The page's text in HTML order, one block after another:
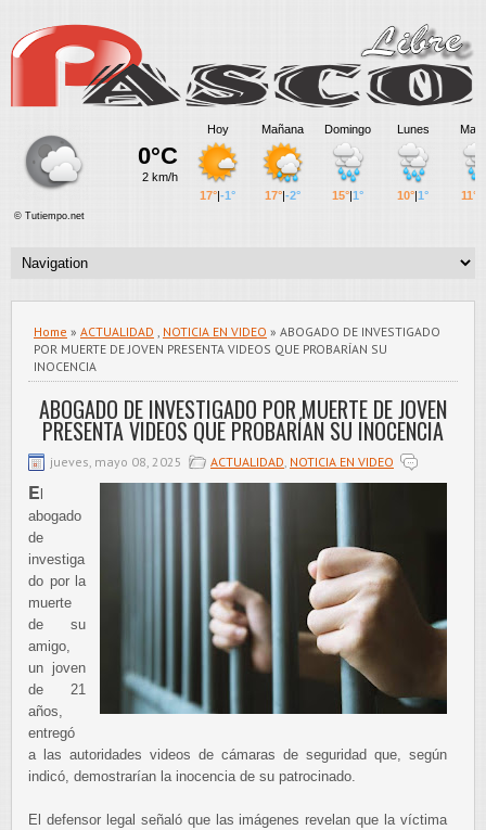
Home » ACTUALIDAD , NOTICIA EN VIDEO » ABOGADO DE INVESTIGADO
POR MUERTE DE JOVEN PRESENTA VIDEOS QUE PROBARÍAN SU
INOCENCIA
ABOGADO DE INVESTIGADO POR MUERTE DE JOVEN
PRESENTA VIDEOS QUE PROBARÍAN SU INOCENCIA
jueves, mayo 08, 2025 ACTUALIDAD, NOTICIA EN VIDEO
E
abogado
de
investiga
do por la
muerte
de su
amigo,
un joven
de 21
años,
entregó
a las autoridades videos de cámaras de seguridad que, según
indicó, demostrarían la inocencia de su patrocinado.
El defensor legal señaló que las imágenes revelan que la víctima